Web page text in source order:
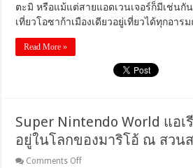
ตะมิ หรือแม้แต่สายแอดเวนเจอร์ก็มีเช่นกั
เที่ยวโอซาก้าเมืองเดียวอยู่เที่ยวได้ทุกอา
Read More »
Super Nintendo World แอเ
อยู่ในโลกของมาริโอ้ ณ สวนส
Comments Offon